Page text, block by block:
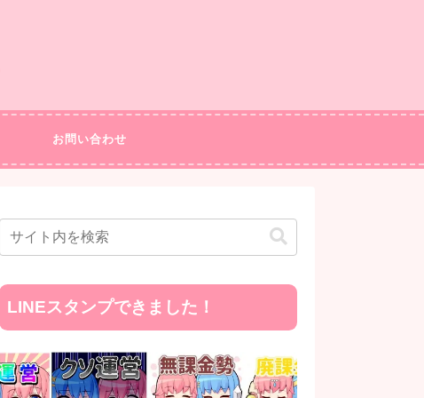
お問い合わせ
LINEスタンプできました！